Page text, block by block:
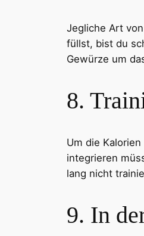
Jegliche Art
füllst, bist du
Gewürze um
8.
Um die
integrieren
lang nicht
9. In